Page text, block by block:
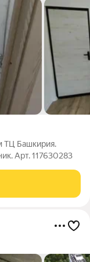
ТЦ Башкирия.
Арт. 117630283